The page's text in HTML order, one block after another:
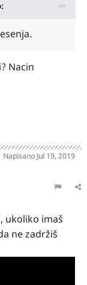
Nacin
Napisano Jul 19, 2019
ukoliko imaš
ne zadržiš